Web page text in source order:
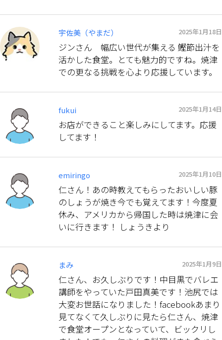
宇佐美（やまだ） 2025年1月18日
ジンさん 幅広い世代が集える 鰹節出汁を
活かした食堂。とても魅力的ですね。焼津
での更なる挑戦を心より応援しています。
fukui 2025年1月14日
お店ができること楽しみにしてます。応援
してます！
emiringo 2025年1月10日
仁さん！あの時教えてもらったおいしい豚
のしょうが焼き今でも覚えてます！今度夏
休み、アメリカから帰国した時は焼津に会
いに行きます！ しょうきより
まみ 2025年1月9日
仁さん、お久しぶりです！中目黒でバレエ
講師をやっていた戸田真美です！池尻では
大変お世話になりました！facebookあまり
見てなくて久しぶりに見たら仁さん、焼津
で食堂オープンとなっていて、ビックリし